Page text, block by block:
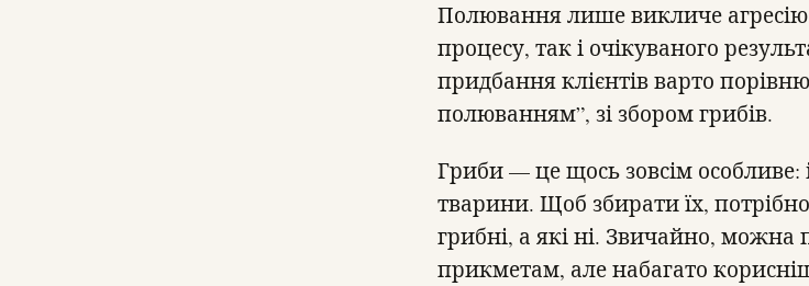
Полювання лише викличе
процесу, так і очікуваного
придбання клієнтів варто
полюванням”, зі збором грибів.
Гриби — це щось зовсім особливе:
тварини. Щоб збирати їх,
грибні, а які ні. Звичайно, можна
прикметам, але набагато